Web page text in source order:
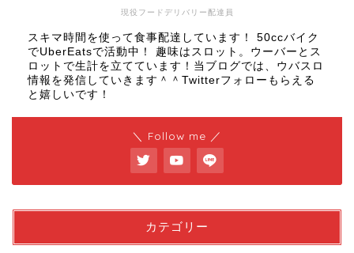
現役フードデリバリー配達員
スキマ時間を使って食事配達しています！ 50ccバイク
でUberEatsで活動中！ 趣味はスロット。ウーバーとス
ロットで生計を立てています！当ブログでは、ウバスロ
情報を発信していきます＾＾Twitterフォローもらえる
と嬉しいです！
＼ Follow me ／
カテゴリー